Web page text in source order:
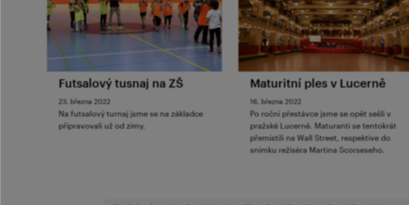
Futsalový tusnaj na ZŠ
23. března 2022
Na futsalový turnaj jsme se na základce
připravovali už od zimy.
Maturitní ples v Lucerně
16. března 2022
Po roční přestávce jsme se opět sešli v
pražské Lucerně. Maturanti se tentokrát
přemístili na Wall Street, respektive do
snímku režiséra Martina Scorseseho.